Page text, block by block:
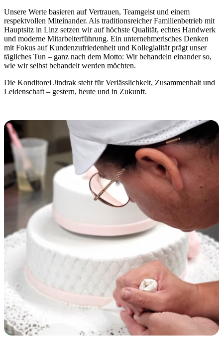
Unsere Werte basieren auf Vertrauen, Teamgeist und einem
respektvollen Miteinander. Als traditionsreicher Familienbetrieb mit
Hauptsitz in Linz setzen wir auf höchste Qualität, echtes Handwerk
und moderne Mitarbeiterführung. Ein unternehmerisches Denken
mit Fokus auf Kundenzufriedenheit und Kollegialität prägt unser
tägliches Tun – ganz nach dem Motto: Wir behandeln einander so,
wie wir selbst behandelt werden möchten.
Die Konditorei Jindrak steht für Verlässlichkeit, Zusammenhalt und
Leidenschaft – gestern, heute und in Zukunft.